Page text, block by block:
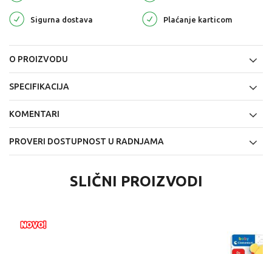
Sigurna dostava Plaćanje karticom
O PROIZVODU
SPECIFIKACIJA
KOMENTARI
PROVERI DOSTUPNOST U RADNJAMA
SLIČNI PROIZVODI